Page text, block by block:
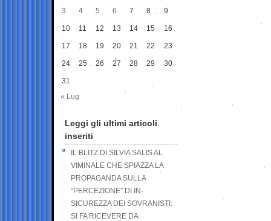
3 4 5 6 7 8 9
10 11 12 13 14 15 16
17 18 19 20 21 22 23
24 25 26 27 28 29 30
31
« Lug
Leggi gli ultimi articoli
inseriti
IL BLITZ DI SILVIA SALIS AL
VIMINALE CHE SPIAZZA LA
PROPAGANDA SULLA
“PERCEZIONE” DI IN-
SICUREZZA DEI SOVRANISTI:
SI FA RICEVERE DA